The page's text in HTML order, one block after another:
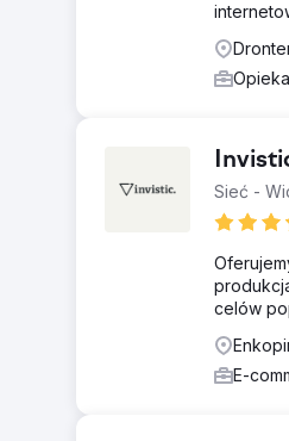
Sieć -
celów
E-